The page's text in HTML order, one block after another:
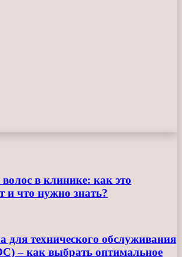
в клинике: как это
и что нужно знать?
для технического обслуживания
– как выбрать оптимальное